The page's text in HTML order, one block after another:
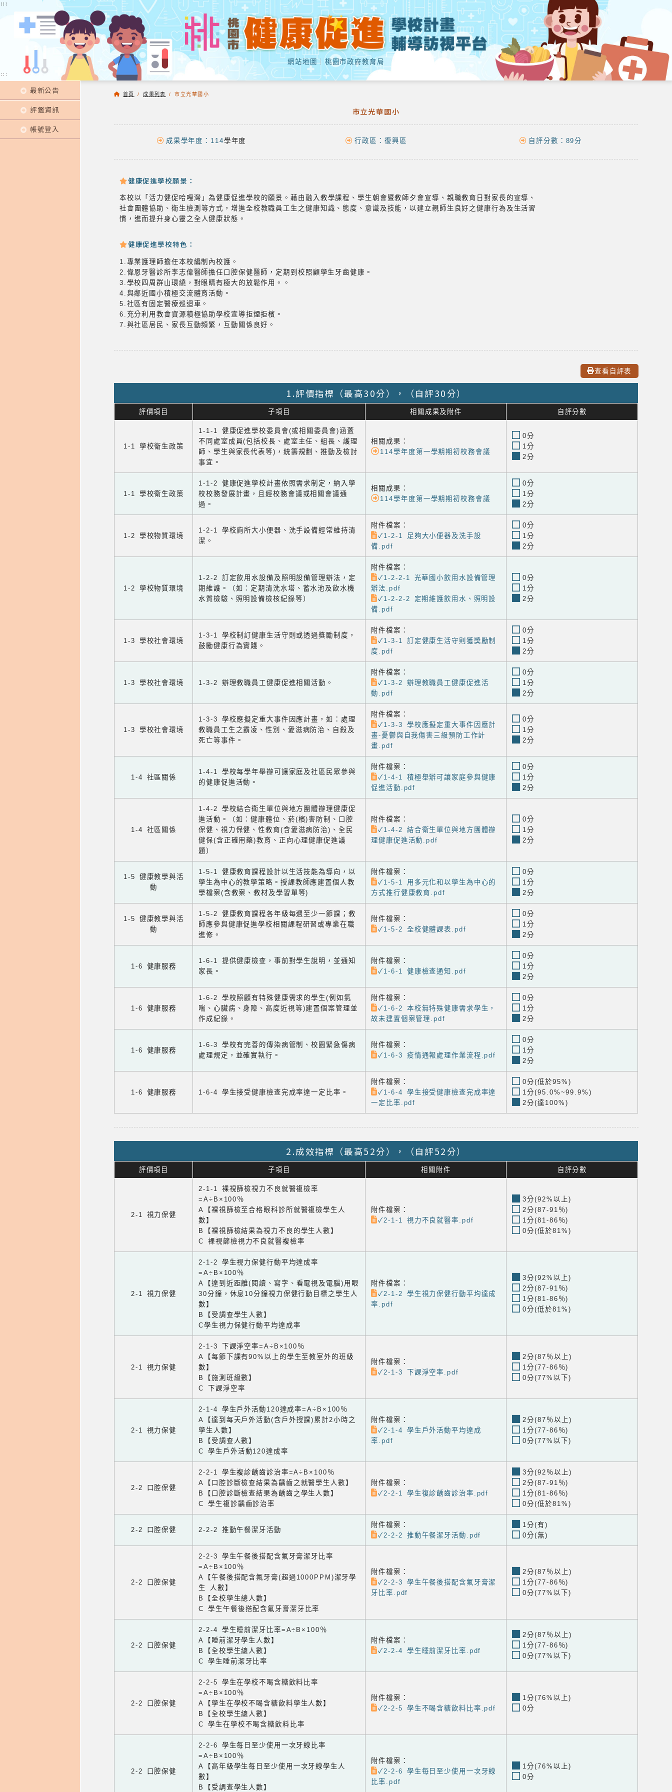
:::
網站地圖｜ 桃園市政府教育局
:::
最新公告
評鑑資訊
帳號登入
首頁 /成果列表 / 市立光華國小
市立光華國小
成果學年度：114學年度 行政區： 復興區 自評分數： 89分
健康促進學校願景：
本校以「活力健促哈嘎灣」為健康促進學校的願景。藉由融入教學課程、學生朝會暨教師夕會宣導、親職教育日對家長的宣導、
社會團體協助、衛生檢測等方式，增進全校教職員工生之健康知識、態度、意識及技能，以建立親師生良好之健康行為及生活習
慣，進而提升身心靈之全人健康狀態。
健康促進學校特色：
1.專業護理師擔任本校編制內校護。
2.偉恩牙醫診所李志偉醫師擔任口腔保健醫師，定期到校照顧學生牙齒健康。
3.學校四周群山環繞，對眼睛有極大的放鬆作用。。
4.與鄰近國小積極交流體育活動。
5.社區有固定醫療巡迴車。
6.充分利用教會資源積極協助學校宣導拒煙拒檳。
7.與社區居民、家長互動頻繁，互動關係良好。
查看自評表
1.評價指標（最高30分），（自評30分）
評價項目 子項目 相關成果及附件 自評分數
1-1 學校衛生政策
1-1-1 健康促進學校委員會(或相關委員會)涵蓋
不同處室成員(包括校長、處室主任、組長、護理
師、學生與家長代表等)，統籌規劃、推動及檢討
事宜。
相關成果：
114學年度第一學期期初校務會議
0分
1分
2分
1-1 學校衛生政策
1-1-2 健康促進學校計畫依照需求制定，納入學
校校務發展計畫，且經校務會議或相關會議通
過。
相關成果：
114學年度第一學期期初校務會議
0分
1分
2分
1-2 學校物質環境
1-2-1 學校廁所大小便器、洗手設備經常維持清
潔。
附件檔案：
✓1-2-1 足夠大小便器及洗手設
備.pdf
0分
1分
2分
1-2 學校物質環境
1-2-2 訂定飲用水設備及照明設備管理辦法，定
期維護。（如：定期清洗水塔、蓄水池及飲水機
水質檢驗、照明設備檢核紀錄等）
附件檔案：
✓1-2-2-1 光華國小飲用水設備管理
辦法.pdf
✓1-2-2-2 定期維護飲用水、照明設
備.pdf
0分
1分
2分
1-3 學校社會環境
1-3-1 學校制訂健康生活守則或透過獎勵制度，
鼓勵健康行為實踐。
附件檔案：
✓1-3-1 訂定健康生活守則獲獎勵制
度.pdf
0分
1分
2分
1-3 學校社會環境 1-3-2 辦理教職員工健康促進相關活動。
附件檔案：
✓1-3-2 辦理教職員工健康促進活
動.pdf
0分
1分
2分
1-3 學校社會環境
1-3-3 學校應擬定重大事件因應計畫，如：處理
教職員工生之霸凌、性別、愛滋病防治、自殺及
死亡等事件。
附件檔案：
✓1-3-3 學校應擬定重大事件因應計
畫-憂鬱與自我傷害三級預防工作計
畫.pdf
0分
1分
2分
1-4 社區關係
1-4-1 學校每學年舉辦可讓家庭及社區民眾參與
的健康促進活動。
附件檔案：
✓1-4-1 積極舉辦可讓家庭參與健康
促進活動.pdf
0分
1分
2分
1-4 社區關係
1-4-2 學校結合衛生單位與地方團體辦理健康促
進活動。（如：健康體位、菸(檳)害防制、口腔
保健、視力保健、性教育(含愛滋病防治)、全民
健保(含正確用藥)教育、正向心理健康促進議
題）
附件檔案：
✓1-4-2 結合衛生單位與地方團體辦
理健康促進活動.pdf
0分
1分
2分
1-5 健康教學與活
動
1-5-1 健康教育課程設計以生活技能為導向，以
學生為中心的教學策略。授課教師應建置個人教
學檔案(含教案、教材及學習單等)
附件檔案：
✓1-5-1 用多元化和以學生為中心的
方式推行健康教育.pdf
0分
1分
2分
1-5 健康教學與活
動
1-5-2 健康教育課程各年級每週至少一節課；教
師應參與健康促進學校相關課程研習或專業在職
進修。
附件檔案：
✓1-5-2 全校健體課表.pdf
0分
1分
2分
1-6 健康服務
1-6-1 提供健康檢查，事前對學生說明，並通知
家長。
附件檔案：
✓1-6-1 健康檢查通知.pdf
0分
1分
2分
1-6 健康服務
1-6-2 學校照顧有特殊健康需求的學生(例如氣
喘、心臟病、身障、高度近視等)建置個案管理並
作成紀錄。
附件檔案：
✓1-6-2 本校無特殊健康需求學生，
故未建置個案管理.pdf
0分
1分
2分
1-6 健康服務
1-6-3 學校有完善的傳染病管制、校園緊急傷病
處理規定，並確實執行。
附件檔案：
✓1-6-3 疫情通報處理作業流程.pdf
0分
1分
2分
1-6 健康服務 1-6-4 學生接受健康檢查完成率達一定比率。
附件檔案：
✓1-6-4 學生接受健康檢查完成率達
一定比率.pdf
0分(低於95%)
1分(95.0%~99.9%)
2分(達100%)
2.成效指標（最高52分），（自評52分）
評價項目 子項目 相關附件 自評分數
2-1 視力保健
2-1-1 裸視篩檢視力不良就醫複檢率
=A÷B×100％
A【裸視篩檢至合格眼科診所就醫複檢學生人
數】
B【裸視篩檢結果為視力不良的學生人數】
C 裸視篩檢視力不良就醫複檢率
附件檔案：
✓2-1-1 視力不良就醫率.pdf
3分(92%以上)
2分(87-91％)
1分(81-86％)
0分(低於81%)
2-1 視力保健
2-1-2 學生視力保健行動平均達成率
=A÷B×100％
A【達到近距離(閱讀、寫字、看電視及電腦)用眼
30分鐘，休息10分鐘視力保健行動目標之學生人
數】
B【受調查學生人數】
C學生視力保健行動平均達成率
附件檔案：
✓2-1-2 學生視力保健行動平均達成
率.pdf
3分(92%以上)
2分(87-91％)
1分(81-86％)
0分(低於81%)
2-1 視力保健
2-1-3 下課淨空率=A÷B×100％
A【每節下課有90%以上的學生至教室外的班級
數】
B【施測班級數】
C 下課淨空率
附件檔案：
✓2-1-3 下課淨空率.pdf
2分(87％以上)
1分(77-86％)
0分(77%以下)
2-1 視力保健
2-1-4 學生戶外活動120達成率=A÷B×100％
A【達到每天戶外活動(含戶外授課)累計2小時之
學生人數】
B【受調查人數】
C 學生戶外活動120達成率
附件檔案：
✓2-1-4 學生戶外活動平均達成
率.pdf
2分(87％以上)
1分(77-86％)
0分(77%以下)
2-2 口腔保健
2-2-1 學生複診齲齒診治率=A÷B×100％
A【口腔診斷檢查結果為齲齒之就醫學生人數】
B【口腔診斷檢查結果為齲齒之學生人數】
C 學生複診齲齒診治率
附件檔案：
✓2-2-1 學生復診齲齒診治率.pdf
3分(92％以上)
2分(87-91％)
1分(81-86％)
0分(低於81%)
2-2 口腔保健 2-2-2 推動午餐潔牙活動
附件檔案：
✓2-2-2 推動午餐潔牙活動.pdf
1分(有)
0分(無)
2-2 口腔保健
2-2-3 學生午餐後搭配含氟牙膏潔牙比率
=A÷B×100％
A【午餐後搭配含氟牙膏(超過1000PPM)潔牙學
生 人數】
B【全校學生總人數】
C 學生午餐後搭配含氟牙膏潔牙比率
附件檔案：
✓2-2-3 學生午餐後搭配含氟牙膏潔
牙比率.pdf
2分(87％以上)
1分(77-86％)
0分(77%以下)
2-2 口腔保健
2-2-4 學生睡前潔牙比率=A÷B×100％
A【睡前潔牙學生人數】
B【全校學生總人數】
C 學生睡前潔牙比率
附件檔案：
✓2-2-4 學生睡前潔牙比率.pdf
2分(87％以上)
1分(77-86％)
0分(77%以下)
2-2 口腔保健
2-2-5 學生在學校不喝含糖飲料比率
=A÷B×100％
A【學生在學校不喝含糖飲料學生人數】
B【全校學生總人數】
C 學生在學校不喝含糖飲料比率
附件檔案：
✓2-2-5 學生不喝含糖飲料比率.pdf
1分(76%以上)
0分
2-2 口腔保健
2-2-6 學生每日至少使用一次牙線比率
=A÷B×100％
A【高年級學生每日至少使用一次牙線學生人
數】
B【受調查學生人數】
附件檔案：
✓2-2-6 學生每日至少使用一次牙線
比率.pdf
1分(76%以上)
0分
:::